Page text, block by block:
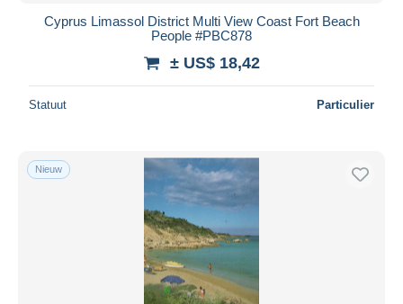
Cyprus Limassol District Multi View Coast Fort Beach
People #PBC878
± US$ 18,42
Statuut Particulier
Nieuw